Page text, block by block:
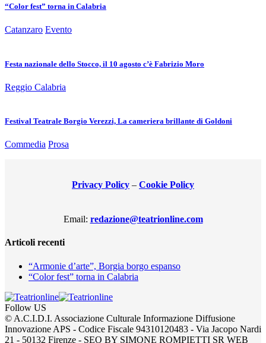
“Color fest” torna in Calabria
Catanzaro Evento
Festa nazionale dello Stocco, il 10 agosto c’è Fabrizio Moro
Reggio Calabria
Festival Teatrale Borgio Verezzi, La cameriera brillante di Goldoni
Commedia Prosa
Privacy Policy – Cookie Policy
Email: redazione@teatrionline.com
Articoli recenti
“Armonie d’arte”, Borgia borgo espanso
“Color fest” torna in Calabria
Follow US
© A.C.I.D.I. Associazione Culturale Informazione Diffusione
Innovazione APS - Codice Fiscale 94310120483 - Via Jacopo Nardi
21 - 50132 Firenze - SEO BY SIMONE ROMPIETTI SR WEB